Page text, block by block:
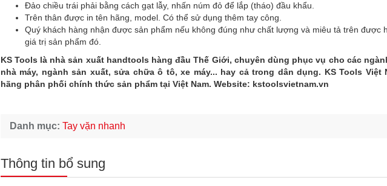
Đảo chiều trái phải bằng cách gạt lẫy, nhấn núm đỏ để lắp (tháo) đầu khẩu.
Trên thân được in tên hãng, model. Có thể sử dụng thêm tay công.
Quý khách hàng nhận được sản phẩm nếu không đúng như chất lượng và miêu tả trên được
giá trị sản phẩm đó.
KS Tools là nhà sản xuất handtools hàng đầu Thế Giới, chuyên dùng phục vụ cho các
nhà máy, ngành sản xuất, sửa chữa ô tô, xe máy... hay cả trong dân dụng. KS Tools Việt
hãng phân phối chính thức sản phẩm tại Việt Nam. Website: kstoolsvietnam.vn
Danh mục: Tay vặn nhanh
Thông tin bổ sung